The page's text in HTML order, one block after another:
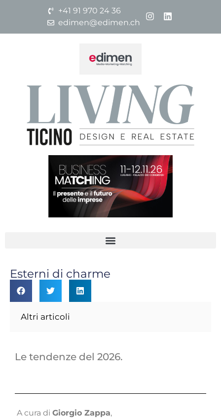
+41 91 970 24 36
edimen@edimen.ch
Esterni di charme
Altri articoli
Le tendenze del 2026.
A cura di Giorgio Zappa,